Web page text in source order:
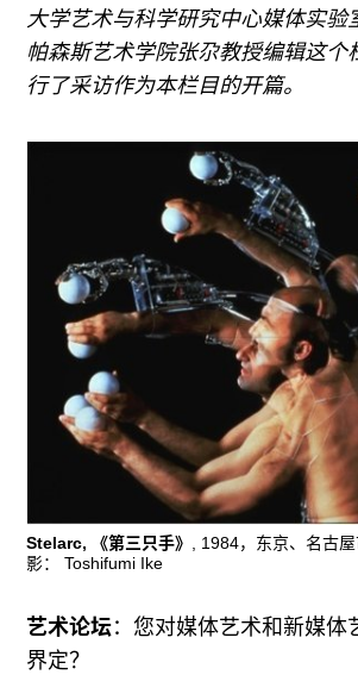
大学艺术与科学研究中心媒体实验
帕森斯艺术学院张尕教授编辑这个
行了采访作为本栏目的开篇。
Stelarc, 《第三只手》
, 1984，东京、名古
影： Toshifumi Ike
艺术论坛：您对媒体艺术和新媒体
界定？